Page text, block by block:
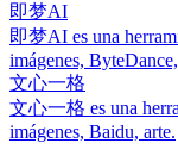
即梦AI
即梦AI es una
imágenes,
文心一格
文心一格 es una
imágenes, Baidu, arte.